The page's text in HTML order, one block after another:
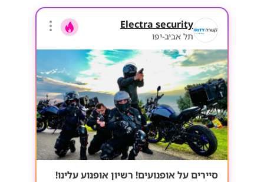
Electra security
תל אביב-יפו
סיירים על אופנועים! רשיון אופנוע עלינו!